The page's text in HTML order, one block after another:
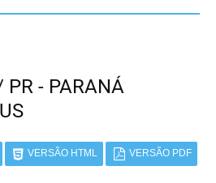
PR - PARANÁ
VERSÃO HTML VERSÃO PDF